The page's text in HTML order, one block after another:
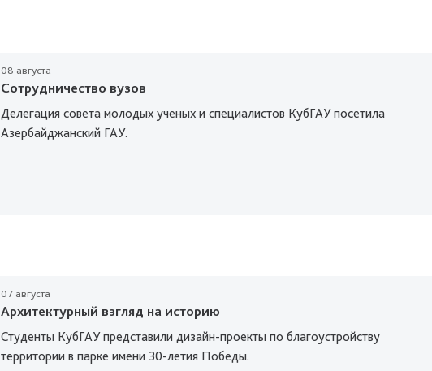
08 августа
Сотрудничество вузов
Делегация совета молодых ученых и специалистов КубГАУ посетила
Азербайджанский ГАУ.
07 августа
Архитектурный взгляд на историю
Студенты КубГАУ представили дизайн-проекты по благоустройству
территории в парке имени 30-летия Победы.